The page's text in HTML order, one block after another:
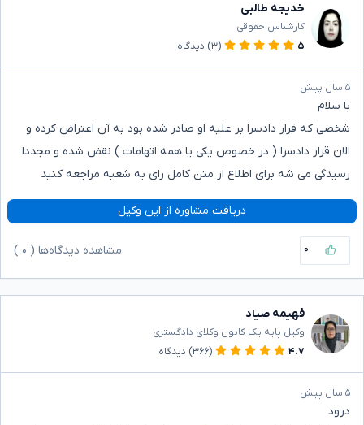
خدیجه طالبی
کارشناس حقوقی
۵
(۳) دیدگاه
۵ سال پیش
با سلام
شخصی که قرار دادسرا بر علیه او صادر شده بود به آن اعتراض کرده و
الان قرار دادسرا ( در خصوص یکی یا همه اتهامات ) نقض شده و مجددا
رسیدگی می شه برای اطلاع از متن کامل رای به شعبه مراجعه کنید
دریافت مشاوره از این وکیل
۰ مشاهده دیدگاه‌ها ( ۰
فهیمه صیاد
وکیل پایه یک کانون وکلای دادگستری
۴.۷
(۳۶۶) دیدگاه
۵ سال پیش
درود